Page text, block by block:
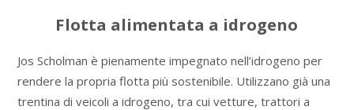
Flotta alimentata a idrogeno
Jos Scholman è pienamente impegnato nell’idrogeno per
rendere la propria flotta più sostenibile. Utilizzano già una
trentina di veicoli a idrogeno, tra cui vetture, trattori a